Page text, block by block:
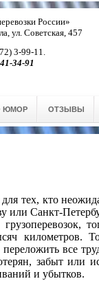
России»
ул. Советская, 457
3-99-11.
34-91
ЮМОР ОТЗЫВЫ
тех, кто
или Санкт-
километров.
все
забыт или
и убытков.